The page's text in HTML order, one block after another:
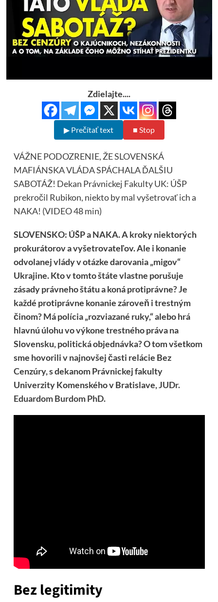
Zdielajte....
▶ Prečítať text ■ Stop
VÁŽNE PODOZRENIE, ŽE SLOVENSKÁ
MAFIÁNSKA VLÁDA SPÁCHALA ĎALŠIU
SABOTÁŽ! Dekan Právnickej Fakulty UK: ÚŠP
prekročil Rubikon, niekto by mal vyšetrovať ich a
NAKA! (VIDEO 48 min)
SLOVENSKO: ÚŠP a NAKA. A kroky niektorých
prokurátorov a vyšetrovateľov. Ale i konanie
odvolanej vlády v otázke darovania „migov“
Ukrajine. Kto v tomto štáte vlastne porušuje
zásady právneho štátu a koná protiprávne? Je
každé protiprávne konanie zároveň i trestným
činom? Má polícia „rozviazané ruky,“ alebo hrá
hlavnú úlohu vo výkone trestného práva na
Slovensku, politická objednávka? O tom všetkom
sme hovorili v najnovšej časti relácie Bez
Cenzúry, s dekanom Právnickej fakulty
Univerzity Komenského v Bratislave,JUDr.
Eduardom Burdom PhD.
Bez legitimity